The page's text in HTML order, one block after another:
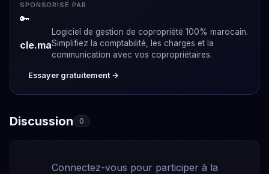
SPONSORISÉ PAR
🔑
cle.ma
Logiciel de gestion de copropriété 100% marocain.
Simplifiez la comptabilité, les charges et la
communication avec vos copropriétaires.
Essayer gratuitement →
Discussion 0
Connectez-vous pour participer à la